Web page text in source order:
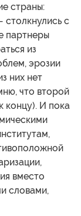
страны:
с
партнеры
из
эрозии
них нет
что второй
концу). И пока
вместо
словами,